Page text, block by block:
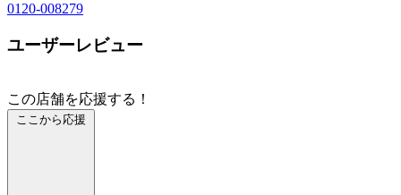
0120-008279
ユーザーレビュー
この店舗を応援する！
ここから応援